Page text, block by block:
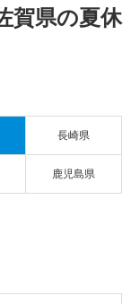
賀県の夏休
長崎県
鹿児島県